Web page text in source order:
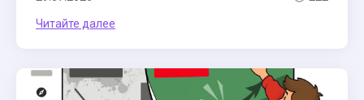
Читайте далее